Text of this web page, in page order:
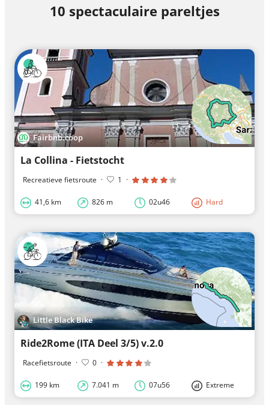
10 spectaculaire pareltjes
Fairbnb.coop
La Collina - Fietstocht
Recreatieve fietsroute · 1 ·
41,6 km 826 m 02u46 Hard
Little Black Bike
Ride2Rome (ITA Deel 3/5) v.2.0
Racefietsroute · 0 ·
199 km 7.041 m 07u56 Extreme